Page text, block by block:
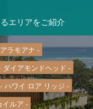
エリアをご紹介
ラモアナ -
イアモンドヘッド -
ハワイ ロア リッジ -
イルア -